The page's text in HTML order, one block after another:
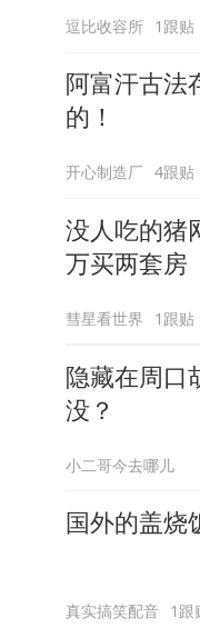
逗比收容所 1跟贴
阿富汗古法
的！
开心制造厂 4跟贴
没人吃的猪
万买两套房
彗星看世界 1跟贴
隐藏在周口
没？
小二哥今去哪儿
国外的盖烧
真实搞笑配音 1跟